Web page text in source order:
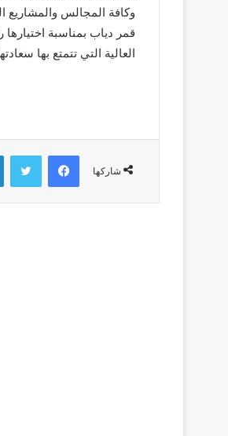
وكافة المجالس والمشاريع
قمر دياب بمناسبة
العالية التي تتمتع بها
شاركها
فيسبوك